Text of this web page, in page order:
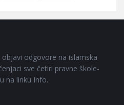
odgovore na islamska
sve četiri pravne škole-
na linku Info.